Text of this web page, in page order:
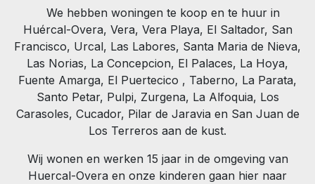
We hebben woningen te koop en te huur in
Huércal-Overa, Vera, Vera Playa, El Saltador, San
Francisco, Urcal, Las Labores, Santa Maria de Nieva,
Las Norias, La Concepcion, El Palaces, La Hoya,
Fuente Amarga, El Puertecico , Taberno, La Parata,
Santo Petar, Pulpi, Zurgena, La Alfoquia, Los
Carasoles, Cucador, Pilar de Jaravia en San Juan de
Los Terreros aan de kust.
Wij wonen en werken 15 jaar in de omgeving van
Huercal-Overa en onze kinderen gaan hier naar